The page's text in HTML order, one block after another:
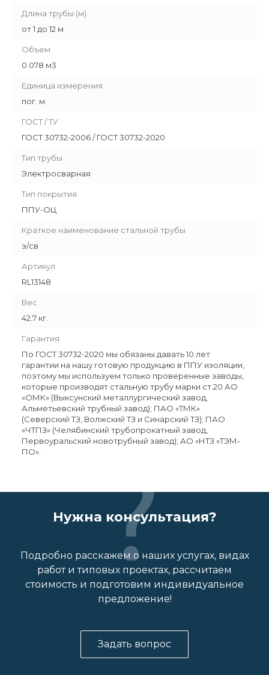
Длина трубы (м)
от 1 до 12 м
Объем
0.078 м3
Единица измерения
пог. м
ГОСТ / ТУ
ГОСТ 30732-2006 / ГОСТ 30732-2020
Тип трубы
Электросварная
Тип покрытия
ППУ-ОЦ
Краткое наименование стальной трубы
э/св
Артикул
RL13148
Вес
42.7 кг.
Гарантия
По ГОСТ 30732-2020 мы обязаны давать 10 лет
гарантии на нашу готовую продукцию в ППУ изоляции,
поэтому мы используем только проверенные заводы,
которые производят стальную трубу марки ст.20 АО
«ОМК» (Выксунский металлургический завод,
Альметьевский трубный завод); ПАО «ТМК»
(Северский ТЗ, Волжский ТЗ и Синарский ТЗ); ПАО
«ЧТПЗ» (Челябинский трубопрокатный завод,
Первоуральский новотрубный завод); АО «НТЗ «ТЭМ-
ПО».
Нужна консультация?
Подробно расскажем о наших услугах, видах
работ и типовых проектах, рассчитаем
стоимость и подготовим индивидуальное
предложение!
Задать вопрос